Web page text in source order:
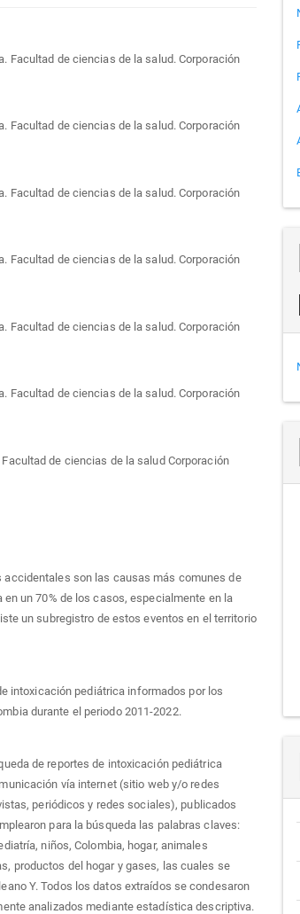
Facultad de ciencias de la salud. Corporación
Facultad de ciencias de la salud. Corporación
Facultad de ciencias de la salud. Corporación
Facultad de ciencias de la salud. Corporación
Facultad de ciencias de la salud. Corporación
Facultad de ciencias de la salud. Corporación
de ciencias de la salud Corporación
accidentales son las causas más comunes de
un 70% de los casos, especialmente en la
un subregistro de estos eventos en el territorio
intoxicación pediátrica informados por los
durante el periodo 2011-2022.
de reportes de intoxicación pediátrica
vía internet (sitio web y/o redes
periódicos y redes sociales), publicados
para la búsqueda las palabras claves:
niños, Colombia, hogar, animales
productos del hogar y gases, las cuales se
Y. Todos los datos extraídos se condesaron
analizados mediante estadística descriptiva.